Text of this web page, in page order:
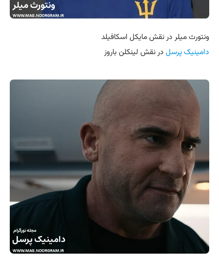
ونتورث میلر در نقش مایکل اسکافیلد
دامینیک پرسل در نقش لینکلن باروز